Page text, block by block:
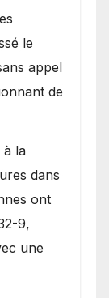
le
appel
de
à la
dans
ont
9,
une